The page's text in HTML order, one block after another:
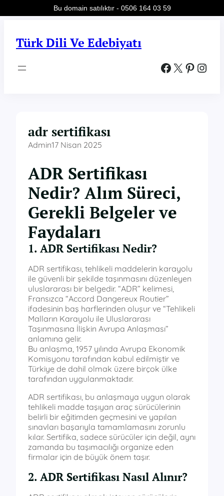
Türk Dili Ve Edebiyatı
Facebook X Pinterest Instagram
adr sertifikası
Admin17 Nisan 2025
ADR Sertifikası
Nedir? Alım Süreci,
Gerekli Belgeler ve
Faydaları
1. ADR Sertifikası Nedir?
ADR sertifikası, tehlikeli maddelerin karayolu
ile güvenli bir şekilde taşınmasını düzenleyen
uluslararası bir belgedir. “ADR” kelimesi,
Fransızca “Accord Dangereux Routier”
ifadesinin baş harflerinden oluşur ve “Tehlikeli
Malların Karayolu ile Uluslararası
Taşınmasına İlişkin Avrupa Anlaşması”
anlamına gelir.
Bu anlaşma, 1957 yılında Avrupa Ekonomik
Komisyonu tarafından kabul edilmiştir ve
Türkiye de dahil olmak üzere birçok ülke
tarafından uygulanmaktadır.
ADR sertifikası, bu anlaşmaya uygun olarak
tehlikeli madde taşıyan araç sürücülerinin
belirli bir eğitimden geçmesini ve yapılan
sınavları başarıyla tamamlamasını zorunlu
kılar. Sertifika, sadece sürücüler için değil, aynı
zamanda bu taşımacılığı organize eden
firmalar için de büyük önem taşır.
2. ADR Sertifikası Nasıl Alınır?
Bu domain satılıktır - 0506 164 03 59